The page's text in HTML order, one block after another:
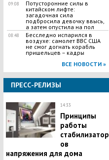
09:08
Потусторонние силы в
китайском лифте:
загадочная сила
подбросила девочку ввысь,
а затем опустила на пол
08:48
Бесследно испарился в
воздухе: самолет ВВС США
не смог догнать корабль
пришельцев – кадры
ВСЕ НОВОСТИ »
ПРЕСС-РЕЛИЗЫ
14:33
Принципы
работы
стабилизатор
ов
напряжения для дома